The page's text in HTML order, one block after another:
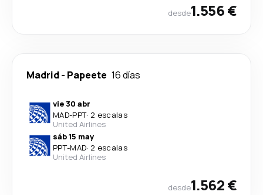
desde1.556 €
Madrid- Papeete 16 días
vie 30 abr
MAD-PPT· 2 escalas
United Airlines
sáb 15 may
PPT-MAD· 2 escalas
United Airlines
desde1.562 €